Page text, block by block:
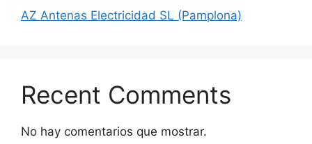
AZ Antenas Electricidad SL (Pamplona)
Recent Comments
No hay comentarios que mostrar.